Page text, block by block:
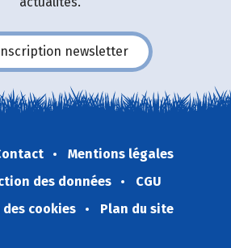
Inscription newsletter
Mentions légales
des données
CGU
cookies
Plan du site